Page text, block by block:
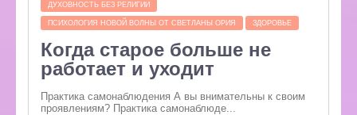
ДУХОВНОСТЬ БЕЗ РЕЛИГИИ
ПСИХОЛОГИЯ НОВОЙ ВОЛНЫ ОТ СВЕТЛАНЫ ОРИЯ ЗДОРОВЬЕ
Когда старое больше не
работает и уходит
Практика самонаблюдения А вы внимательны к своим
проявлениям? Практика самонаблюде...